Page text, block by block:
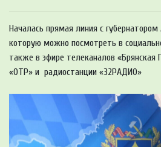
Началась прямая линия с
которую можно посмотреть в
также в эфире телеканалов «Брянская
«ОТР» и радиостанции «32РАДИО»